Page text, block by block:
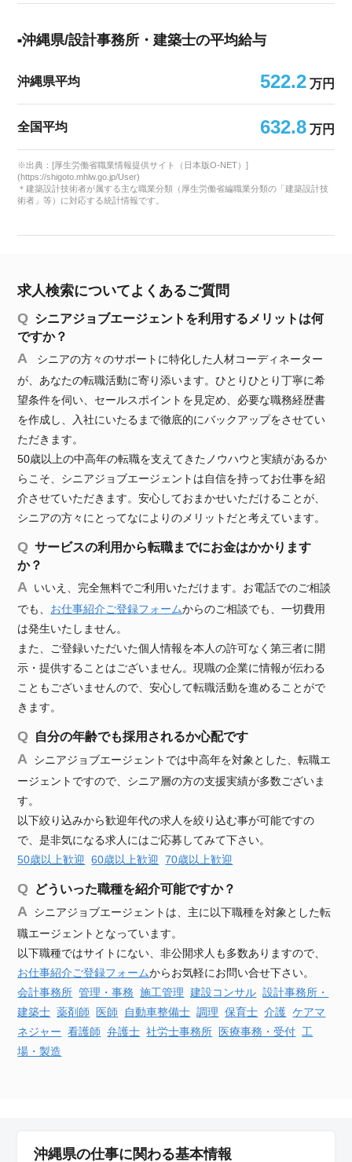
沖縄県/設計事務所・建築士の平均給与
沖縄県平均 522.2 万円
全国平均 632.8 万円
※出典：[厚生労働省職業情報提供サイト（日本版O-NET）]
(https://shigoto.mhlw.go.jp/User)
＊建築設計技術者が属する主な職業分類（厚生労働省編職業分類の「建築設計技
術者」等）に対応する統計情報です。
求人検索についてよくあるご質問
シニアジョブエージェントを利用するメリットは何
ですか？
シニアの方々のサポートに特化した人材コーディネーター
が、あなたの転職活動に寄り添います。ひとりひとり丁寧に希
望条件を伺い、セールスポイントを見定め、必要な職務経歴書
を作成し、入社にいたるまで徹底的にバックアップをさせてい
ただきます。
50歳以上の中高年の転職を支えてきたノウハウと実績があるか
らこそ、シニアジョブエージェントは自信を持ってお仕事を紹
介させていただきます。安心しておまかせいただけることが、
シニアの方々にとってなによりのメリットだと考えています。
サービスの利用から転職までにお金はかかります
か？
いいえ、完全無料でご利用いただけます。お電話でのご相談
でも、 お仕事紹介ご登録フォームからのご相談でも、一切費用
は発生いたしません。
また、ご登録いただいた個人情報を本人の許可なく第三者に開
示・提供することはございません。現職の企業に情報が伝わる
こともございませんので、安心して転職活動を進めることがで
きます。
自分の年齢でも採用されるか心配です
シニアジョブエージェントでは中高年を対象とした、転職エ
ージェントですので、シニア層の方の支援実績が多数ございま
す。
以下絞り込みから歓迎年代の求人を絞り込む事が可能ですの
で、是非気になる求人にはご応募してみて下さい。
50歳以上歓迎 60歳以上歓迎 70歳以上歓迎
どういった職種を紹介可能ですか？
シニアジョブエージェントは、主に以下職種を対象とした転
職エージェントとなっています。
以下職種ではサイトにない、非公開求人も多数ありますので、
お仕事紹介ご登録フォームからお気軽にお問い合せ下さい。
会計事務所 管理・事務 施工管理 建設コンサル 設計事務所・
建築士 薬剤師 医師 自動車整備士 調理 保育士 介護 ケアマ
ネジャー 看護師 弁護士 社労士事務所 医療事務・受付 工
場・製造
沖縄県の仕事に関わる基本情報